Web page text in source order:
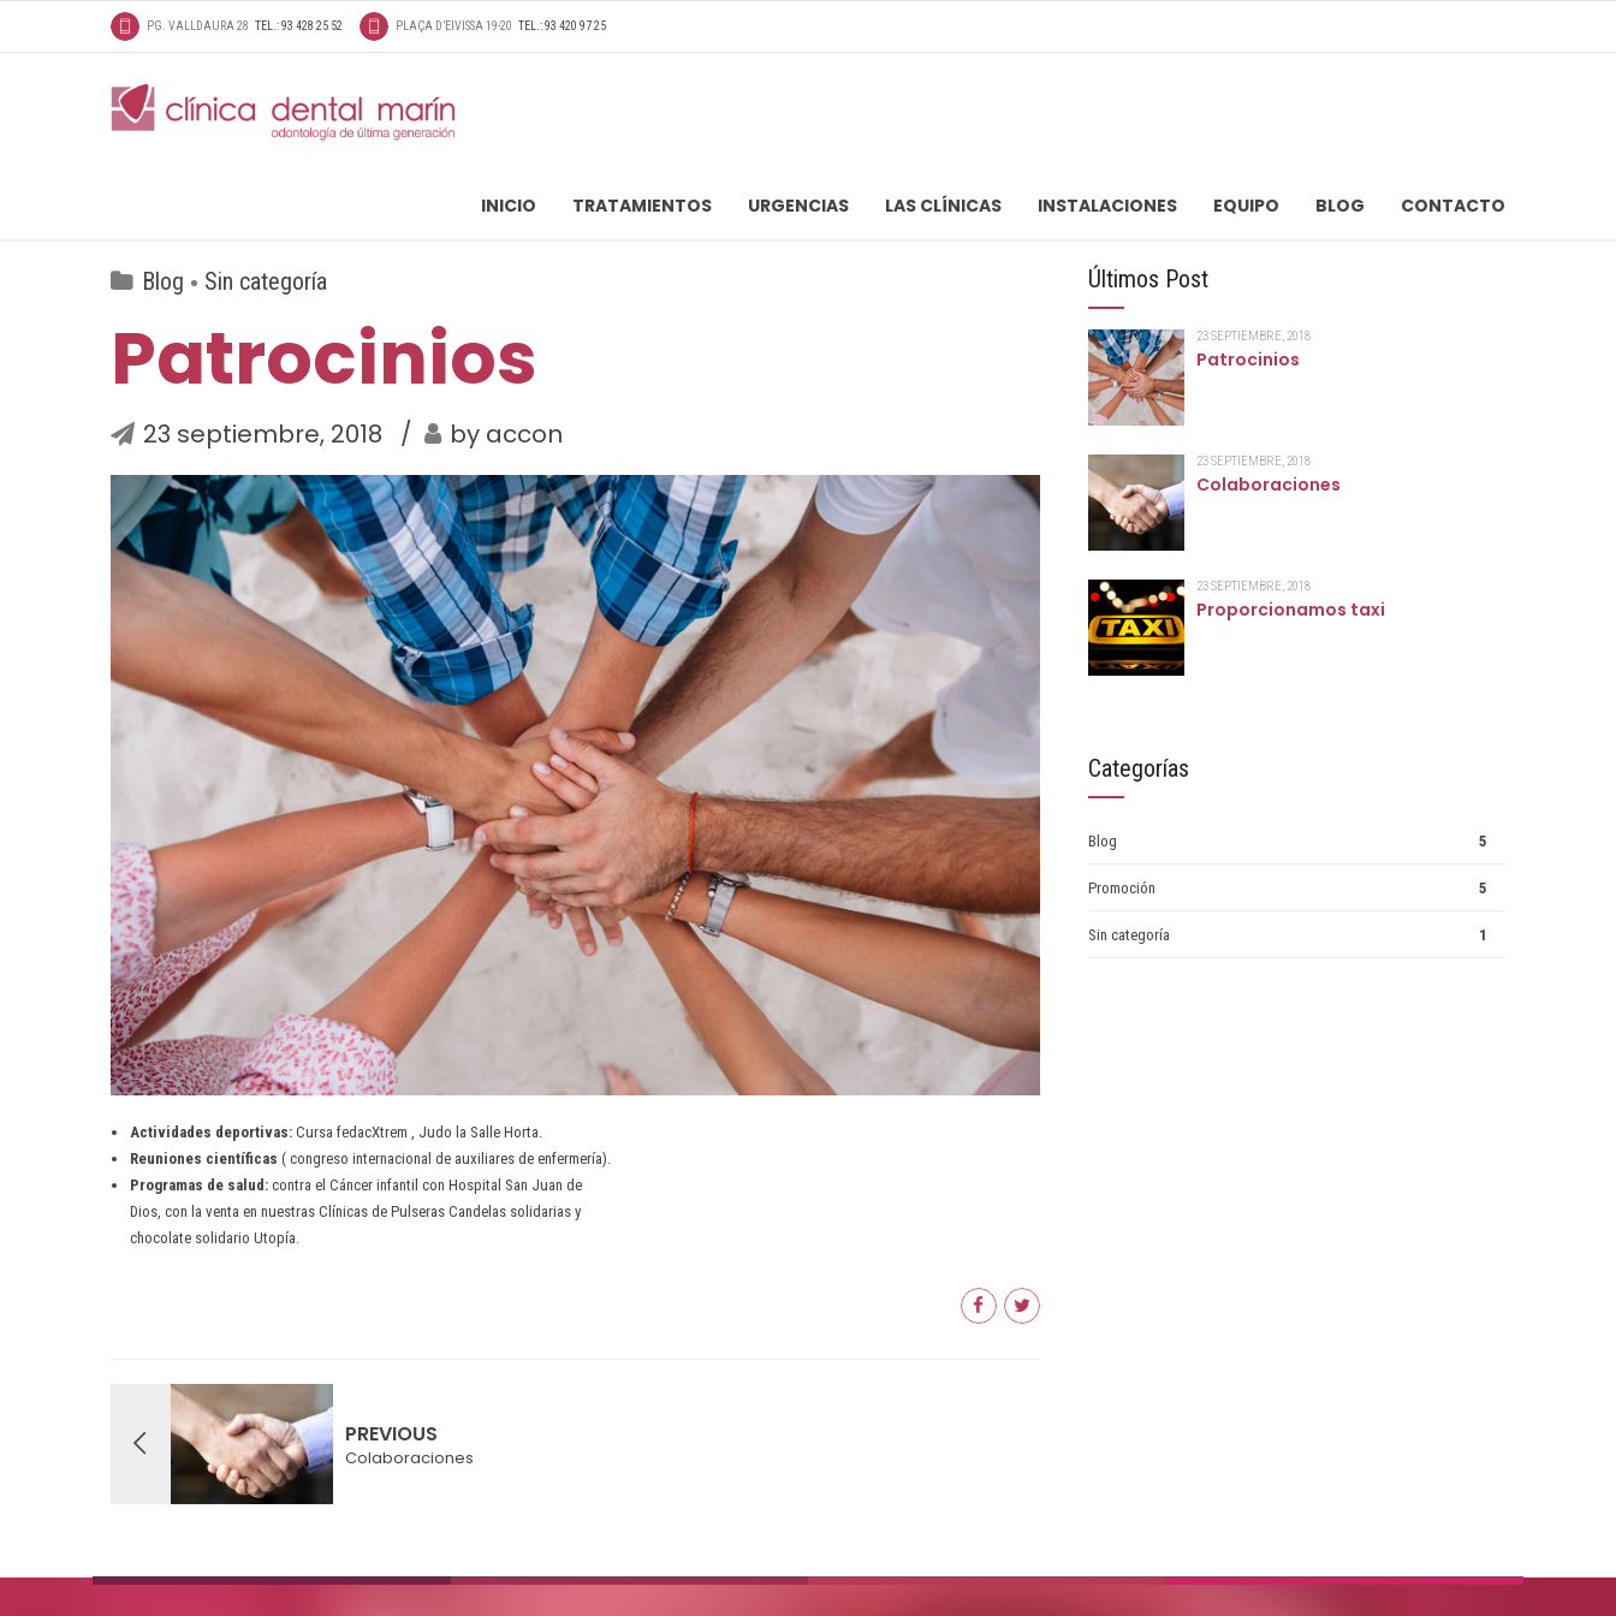
PG. VALLDAURA 28 TEL.: 93 428 25 52 PLAÇA D’EIVISSA 19-20 TEL.: 93 420 97 25
INICIO TRATAMIENTOS URGENCIAS LAS CLÍNICAS INSTALACIONES EQUIPO BLOG CONTACTO
Blog Sin categoría
Patrocinios
23 septiembre, 2018 by accon
Actividades deportivas:Cursa fedacXtrem , Judo la Salle Horta.
Reuniones científicas ( congreso internacional de auxiliares de enfermería).
Programas de salud:contra el Cáncer infantil con Hospital San Juan de
Dios, con la venta en nuestras Clínicas de Pulseras Candelas solidarias y
chocolate solidario Utopía.
PREVIOUS
Colaboraciones
Últimos Post
23 SEPTIEMBRE, 2018
Patrocinios
23 SEPTIEMBRE, 2018
Colaboraciones
23 SEPTIEMBRE, 2018
Proporcionamos taxi
Categorías
Blog 5
Promoción 5
Sin categoría 1